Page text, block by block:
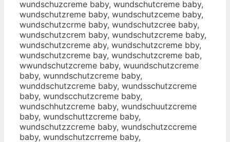
wundschuzcreme baby, wundschutcreme baby,
wundschutzreme baby, wundschutzceme baby,
wundschutzcrme baby, wundschutzcree baby,
wundschutzcrem baby, wundschutzcreme baby,
wundschutzcreme aby, wundschutzcreme bby,
wundschutzcreme bay, wundschutzcreme bab,
wwundschutzcreme baby, wuundschutzcreme
baby, wunndschutzcreme baby,
wunddschutzcreme baby, wundsschutzcreme
baby, wundscchutzcreme baby,
wundschhutzcreme baby, wundschuutzcreme
baby, wundschuttzcreme baby,
wundschutzzcreme baby, wundschutzccreme
baby, wundschutzcrreme baby,